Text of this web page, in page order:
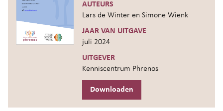
AUTEURS
Lars de Winter en Simone Wienk
JAAR VAN UITGAVE
juli 2024
UITGEVER
Kenniscentrum Phrenos
Downloaden